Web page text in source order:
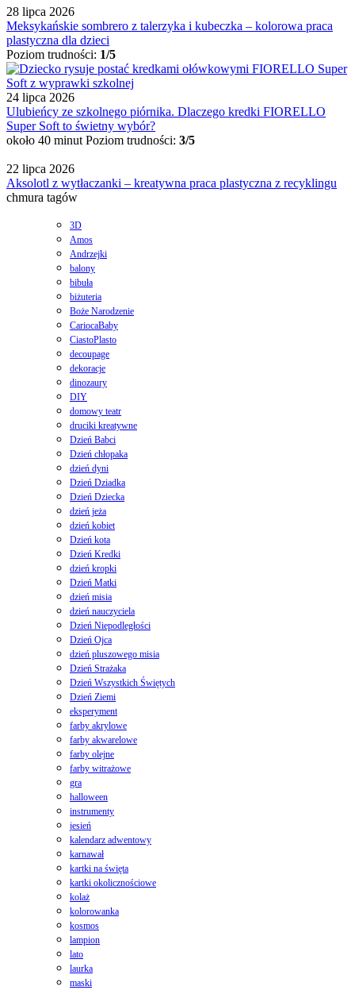
28 lipca 2026
Meksykańskie sombrero z talerzyka i kubeczka – kolorowa praca
plastyczna dla dzieci
Poziom trudności: 1/5
24 lipca 2026
Ulubieńcy ze szkolnego piórnika. Dlaczego kredki FIORELLO
Super Soft to świetny wybór?
około 40 minut Poziom trudności: 3/5
22 lipca 2026
Aksolotl z wytłaczanki – kreatywna praca plastyczna z recyklingu
chmura tagów
3D
Amos
Andrzejki
balony
bibuła
biżuteria
Boże Narodzenie
CariocaBaby
CiastoPlasto
decoupage
dekoracje
dinozaury
DIY
domowy teatr
druciki kreatywne
Dzień Babci
Dzień chłopaka
dzień dyni
Dzień Dziadka
Dzień Dziecka
dzień jeża
dzień kobiet
Dzień kota
Dzień Kredki
dzień kropki
Dzień Matki
dzień misia
dzień nauczyciela
Dzień Niepodległości
Dzień Ojca
dzień pluszowego misia
Dzień Strażaka
Dzień Wszystkich Świętych
Dzień Ziemi
eksperyment
farby akrylowe
farby akwarelowe
farby olejne
farby witrażowe
gra
halloween
instrumenty
jesień
kalendarz adwentowy
karnawał
kartki na święta
kartki okolicznościowe
kolaż
kolorowanka
kosmos
lampion
lato
laurka
maski